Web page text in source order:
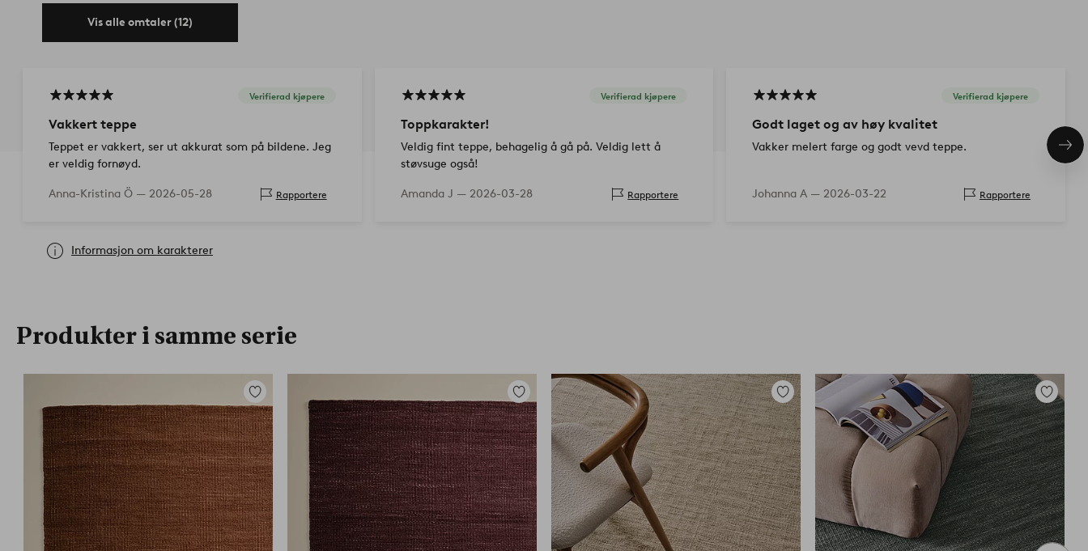
Vis alle omtaler (12)
Verifierad kjøpere
Vakkert teppe
Teppet er vakkert, ser ut akkurat som på bildene. Jeg
er veldig fornøyd.
Anna-Kristina Ö — 2026-05-28 Rapportere
Verifierad kjøpere
Toppkarakter!
Veldig fint teppe, behagelig å gå på. Veldig lett å
støvsuge også!
Amanda J — 2026-03-28 Rapportere
Verifierad kjøpere
Godt laget og av høy kvalitet
Vakker melert farge og godt vevd teppe.
Johanna A — 2026-03-22 Rapportere
Informasjon om karakterer
Produkter i samme serie
Legg
til
favoritter
Legg
til
favoritter
Legg
til
favoritter
Legg
til
favoritter